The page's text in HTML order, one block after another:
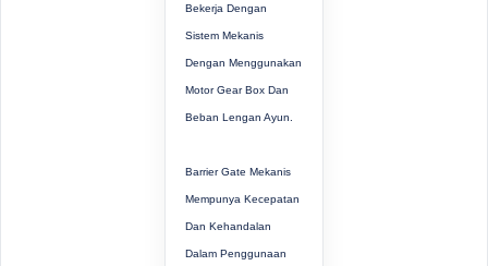
Bekerja Dengan
Sistem Mekanis
Dengan Menggunakan
Motor Gear Box Dan
Beban Lengan Ayun.
Barrier Gate Mekanis
Mempunya Kecepatan
Dan Kehandalan
Dalam Penggunaan